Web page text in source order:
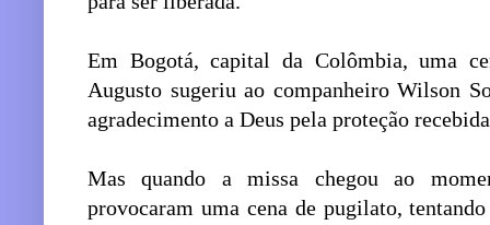
Em Bogotá, capital da Colômbia, uma
Augusto sugeriu ao companheiro Wilson
agradecimento a Deus pela proteção
Mas quando a missa chegou ao
provocaram uma cena de pugilato,